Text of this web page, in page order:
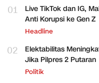
01
Live TikTok dan IG,
Anti Korupsi ke Gen Z
Headline
02
Elektabilitas
Jika Pilpres 2 Putaran
Politik